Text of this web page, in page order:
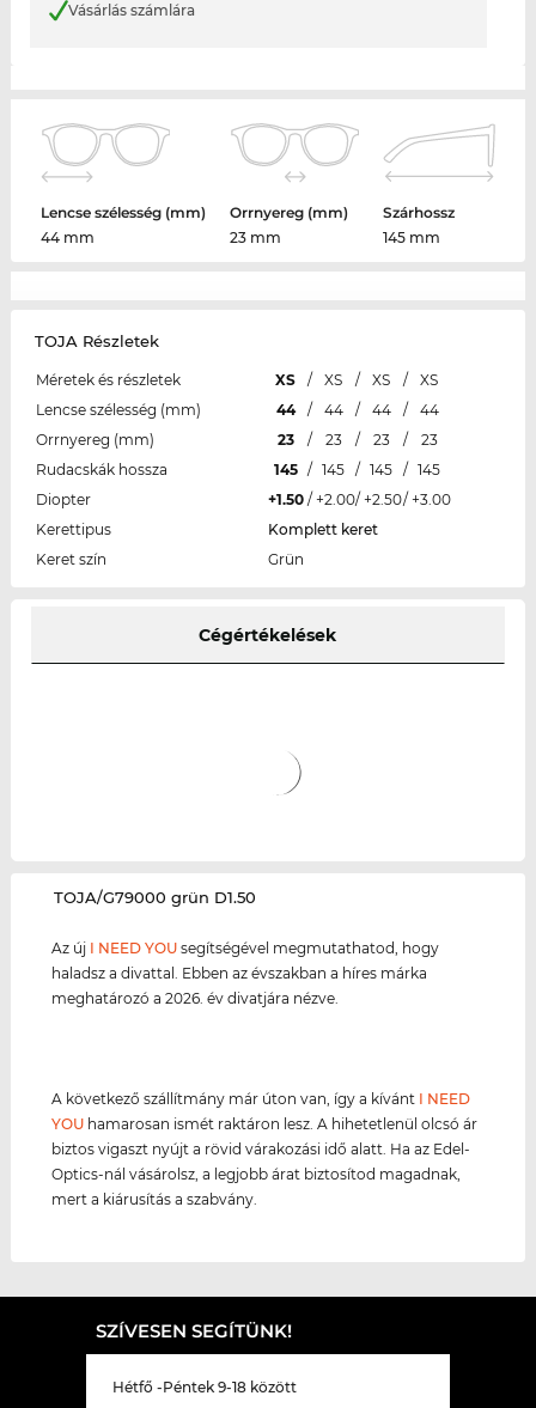
Vásárlás számlára
Lencse szélesség (mm)
44 mm
Orrnyereg (mm)
23 mm
Szárhossz
145 mm
TOJA Részletek
Méretek és részletek XS / XS / XS /
XS
Lencse szélesség (mm)
44 / 44 / 44 /
44
Orrnyereg (mm)
23 / 23 / 23 /
23
Rudacskák hossza
145 / 145 / 145 / 145
Diopter
+1.50 / +2.00/ +2.50/ +3.00
Kerettipus
Komplett keret
Keret szín
Grün
Cégértékelések
‌TOJA/G79000 grün D1.50
Az új I NEED YOU segítségével megmutathatod, hogy
haladsz a divattal. Ebben az évszakban a híres márka
meghatározó a 2026. év divatjára nézve.
A következő szállítmány már úton van, így a kívánt I NEED
YOU hamarosan ismét raktáron lesz. A hihetetlenül olcsó ár
biztos vigaszt nyújt a rövid várakozási idő alatt. Ha az Edel-
Optics-nál vásárolsz, a legjobb árat biztosítod magadnak,
mert a kiárusítás a szabvány.
SZÍVESEN SEGÍTÜNK!
Hétfő -Péntek 9-18 között